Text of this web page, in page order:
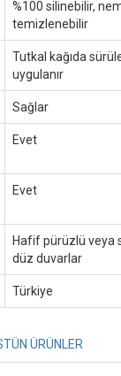
%100 silinebilir,
temizlenebilir
Tutkal kağıda
uygulanır
Sağlar
Evet
Evet
Hafif pürüzlü veya
düz duvarlar
Türkiye
ÜRÜNLER